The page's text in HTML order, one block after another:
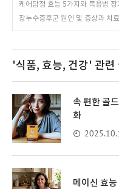
케어담정 효능 5가지와 복용법
장누수증후군 원인 및 증상과 치
'식품, 효능, 건강' 관련
속 편한 골
화
메이신 효